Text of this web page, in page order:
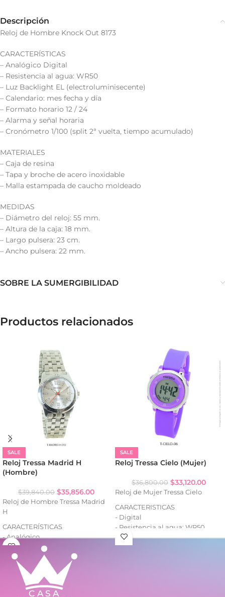
Descripción
Reloj de Hombre Knock Out 8173
CARACTERÍSTICAS
– Analógico Digital
– Resistencia al agua: WR50
– Luz Backlight EL (electroluminisecente)
– Calendario: mes fecha y día
– Formato horario 12 / 24
– Alarma y señal horaria
– Cronómetro 1/100 (split 2ª vuelta, tiempo acumulado)
MATERIALES
– Caja de resina
– Tapa y broche de acero inoxidable
– Malla estampada de caucho moldeado
MEDIDAS
– Diámetro del reloj: 55 mm.
– Altura de la caja: 18 mm.
– Largo pulsera: 23 cm.
– Ancho pulsera: 22 mm.
SOBRE LA SUMERGIBILIDAD
Productos relacionados
SALE
Reloj Tressa Madrid H
(Hombre)
$39,840.00 $35,856.00
Reloj de Hombre Tressa Madrid
H
CARACTERÍSTICAS
- Analógico
- Resistencia al agua: WR
- Caja de metal
- Malla de metal
SALE
Reloj Tressa Cielo (Mujer)
$36,800.00 $33,120.00
Reloj de Mujer Tressa Cielo
CARACTERISTICAS
- Digital
- Resistencia al agua: WR50
- Luz backlight
- Calendario: mes, fecha, día